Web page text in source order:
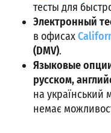
тесты для
Электронный
в офисах
(DMV).
Языковые
русском,
на український
немає